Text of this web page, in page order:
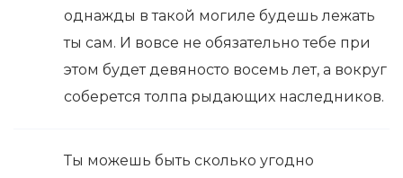
однажды в такой могиле будешь лежать
ты сам. И вовсе не обязательно тебе при
этом будет девяносто восемь лет, а вокруг
соберется толпа рыдающих наследников.
Ты можешь быть сколько угодно